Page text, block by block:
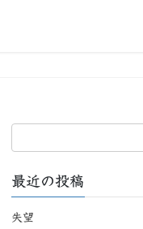
最近の投稿
失望